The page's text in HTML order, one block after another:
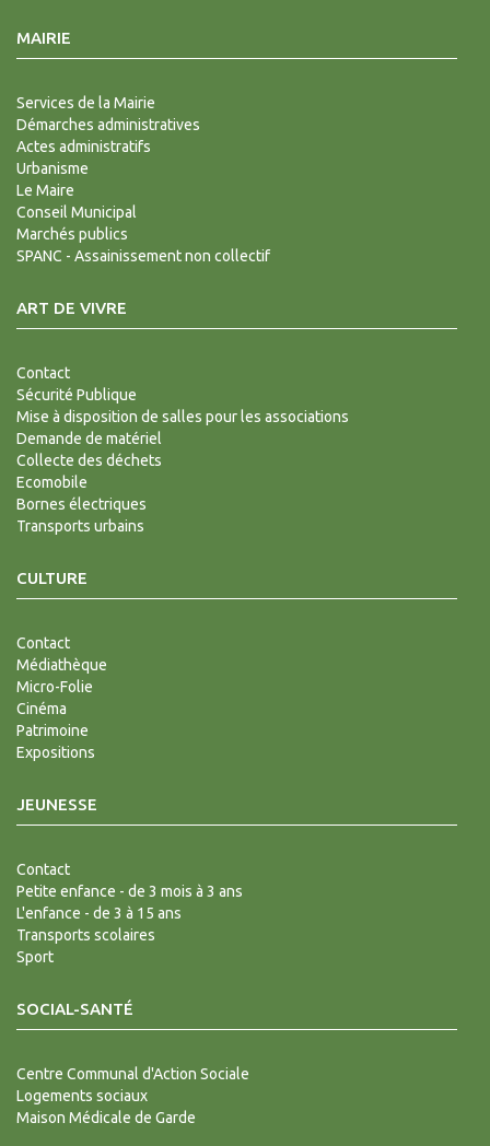
MAIRIE
Services de la Mairie
Démarches administratives
Actes administratifs
Urbanisme
Le Maire
Conseil Municipal
Marchés publics
SPANC - Assainissement non collectif
ART DE VIVRE
Contact
Sécurité Publique
Mise à disposition de salles pour les associations
Demande de matériel
Collecte des déchets
Ecomobile
Bornes électriques
Transports urbains
CULTURE
Contact
Médiathèque
Micro-Folie
Cinéma
Patrimoine
Expositions
JEUNESSE
Contact
Petite enfance - de 3 mois à 3 ans
L'enfance - de 3 à 15 ans
Transports scolaires
Sport
SOCIAL-SANTÉ
Centre Communal d'Action Sociale
Logements sociaux
Maison Médicale de Garde